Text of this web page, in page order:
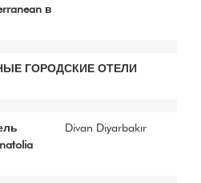
в
ГОРОДСКИЕ ОТЕЛИ
Divan Diyarbakır